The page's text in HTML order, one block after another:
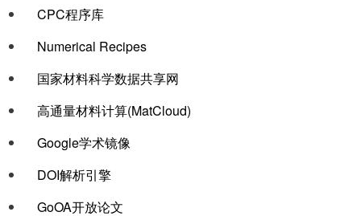
CPC程序库
Numerical Recipes
国家材料科学数据共享网
高通量材料计算(MatCloud)
链接col-4
Google学术镜像
DOI解析引擎
GoOA开放论文